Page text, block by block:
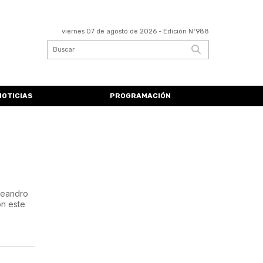
viernes 07 de agosto de 2026 - Edición Nº988
PROGRAMACIÓN
este